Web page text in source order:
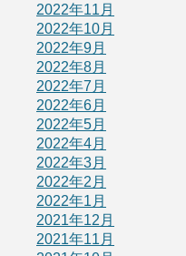
2022年11月
2022年10月
2022年9月
2022年8月
2022年7月
2022年6月
2022年5月
2022年4月
2022年3月
2022年2月
2022年1月
2021年12月
2021年11月